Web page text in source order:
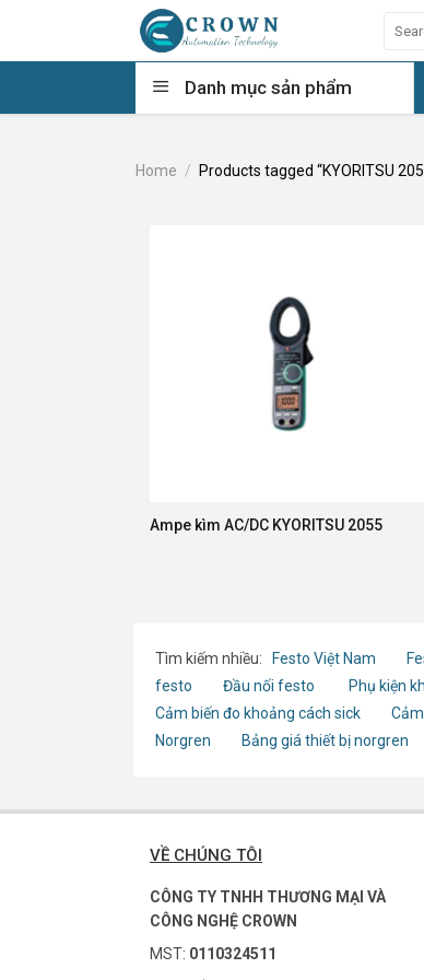
content
for:
Danh mục sản phẩm
Home / Products tagged “KYORITSU
Ampe kìm AC/DC KYORITSU 2055
Tìm kiếm nhiều: Festo Việt Nam
festo
Đầu nối festo Phụ kiện
Cảm biến đo khoảng cách sick
Norgren
Bảng giá thiết bị norgren
VỀ CHÚNG TÔI
CÔNG TY TNHH THƯƠNG MẠI VÀ
CÔNG NGHỆ CROWN
MST: 0110324511